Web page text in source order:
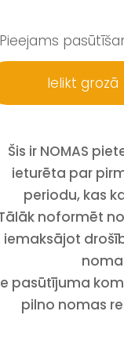
Pieejams
Ielikt grozā
Šis ir NOMAS
ieturēta par
periodu, kas
noformēt
iemaksājot
pasūtījuma
pilno nomas